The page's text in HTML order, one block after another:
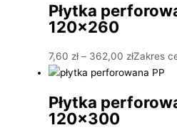
Płytka
120×260
7,60 zł – 362,00 złZakres
Płytka
120×300